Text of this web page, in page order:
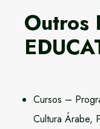
Outros
Cursos –
Cultura Árabe,